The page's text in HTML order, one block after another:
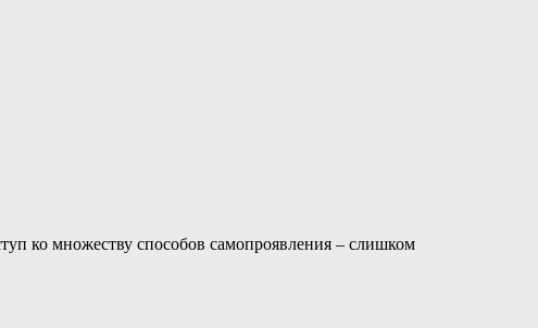
ко множеству способов самопроявления – слишком